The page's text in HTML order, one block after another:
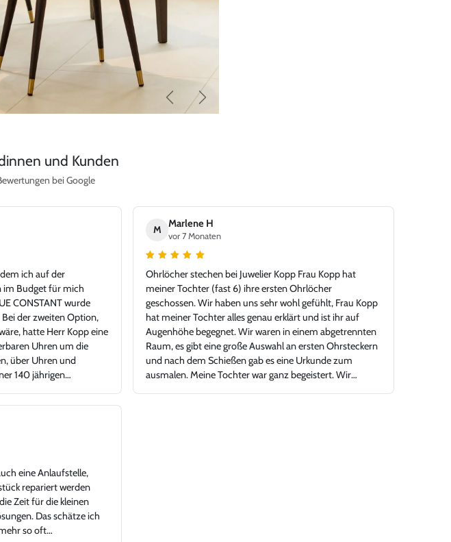
Zurück Weiter
und Kunden
bei Google
ich auf der
im Budget für mich
CONSTANT wurde
der zweiten Option,
hatte Herr Kopp eine
Uhren um die
über Uhren und
140 jährigen
M
Marlene H
vor 7 Monaten
Ohrlöcher stechen bei Juwelier Kopp Frau Kopp hat
meiner Tochter (fast 6) ihre ersten Ohrlöcher
geschossen. Wir haben uns sehr wohl gefühlt, Frau Kopp
hat meiner Tochter alles genau erklärt und ist ihr auf
Augenhöhe begegnet. Wir waren in einem abgetrennten
Raum, es gibt eine große Auswahl an ersten Ohrsteckern
und nach dem Schießen gab es eine Urkunde zum
ausmalen. Meine Tochter war ganz begeistert. Wir
eine Anlaufstelle,
repariert werden
Zeit für die kleinen
Das schätze ich
so oft…